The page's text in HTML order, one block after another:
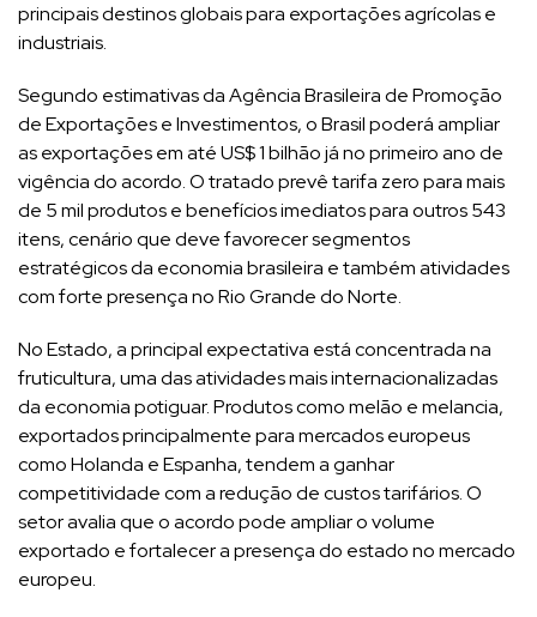
principais destinos globais para exportações agrícolas e
industriais.
Segundo estimativas da Agência Brasileira de Promoção
de Exportações e Investimentos, o Brasil poderá ampliar
as exportações em até US$ 1 bilhão já no primeiro ano de
vigência do acordo. O tratado prevê tarifa zero para mais
de 5 mil produtos e benefícios imediatos para outros 543
itens, cenário que deve favorecer segmentos
estratégicos da economia brasileira e também atividades
com forte presença no Rio Grande do Norte.
No Estado, a principal expectativa está concentrada na
fruticultura, uma das atividades mais internacionalizadas
da economia potiguar. Produtos como melão e melancia,
exportados principalmente para mercados europeus
como Holanda e Espanha, tendem a ganhar
competitividade com a redução de custos tarifários. O
setor avalia que o acordo pode ampliar o volume
exportado e fortalecer a presença do estado no mercado
europeu.